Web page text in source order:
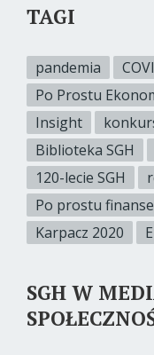
TAGI
pandemia
Po Prostu
Insight
Biblioteka SGH
120-lecie SGH
Po prostu finanse
Karpacz 2020
SGH W